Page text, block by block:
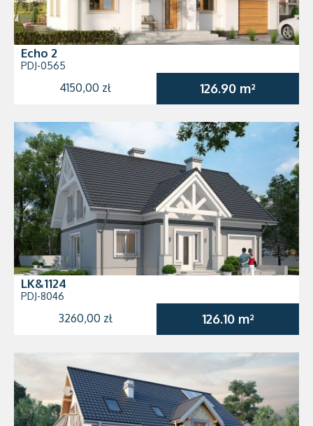
Echo 2
PDJ-0565
4150,00 zł 126.90 m²
LK&1124
PDJ-8046
3260,00 zł 126.10 m²